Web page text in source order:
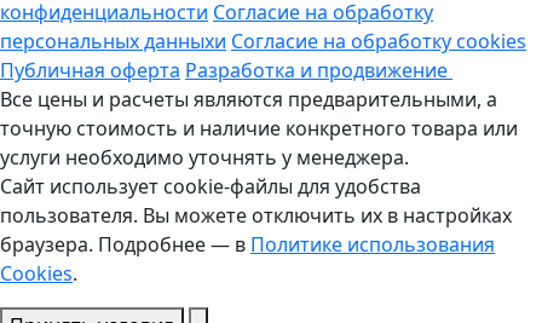
конфиденциальности Согласие на обработку
персональных данныхи Согласие на обработку cookies
Публичная оферта Разработка и продвижение
Все цены и расчеты являются предварительными, а
точную стоимость и наличие конкретного товара или
услуги необходимо уточнять у менеджера.
Сайт использует cookie-файлы для удобства
пользователя. Вы можете отключить их в настройках
браузера. Подробнее — в Политике использования
Cookies.